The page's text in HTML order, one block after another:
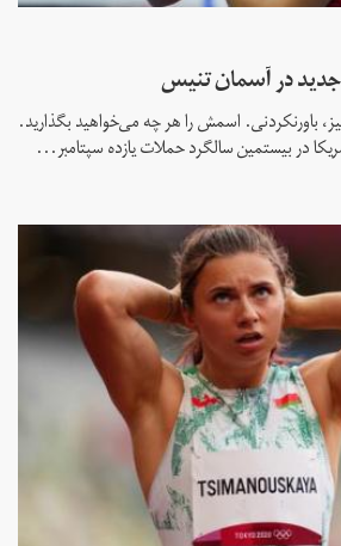
جدید در آسمان تنیس
باورنکردنی. اسمش را هر چه می‌خواهید بگذارید.
در بیستمین سالگرد حملات یازده سپتامبر...